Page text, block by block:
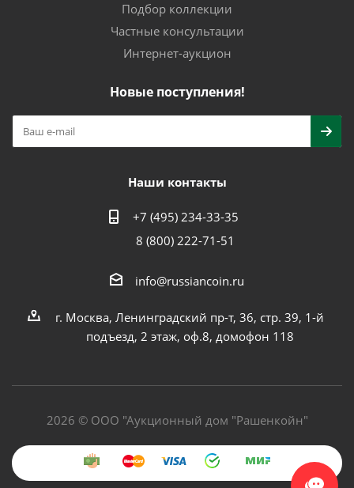
Подбор коллекции
Частные консультации
Интернет-аукцион
Новые поступления!
Наши контакты
+7 (495) 234-33-35
8 (800) 222-71-51
info@russiancoin.ru
г. Москва, Ленинградский пр-т, 36, стр. 39, 1-й
подъезд, 2 этаж, оф.8, домофон 118
2026 © ООО "Аукционный дом "Рашенкойн"